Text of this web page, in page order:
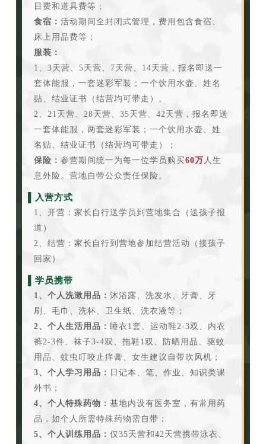
目费和道具费等；
食宿：活动期间全封闭式管理，费用包含食宿、
床上用品费等；
服装：
1、3天营、5天营、7天营、14天营，报名即送一
套体能服，一套迷彩军装；一个饮用水壶、姓名
贴、结业证书（结营均可带走）。
2、21天营、28天营、35天营、42天营，报名即送
一套体能服，两套迷彩军装；一个饮用水壶、姓
名贴、结业证书（结营均可带走）；
保险：参营期间统一为每一位学员购买60万 人生
意外险。营地自带公众责任保险。
▌入营方式
1、开营：家长自行送学员到营地集合（送孩子报
道）
2、结营：家长自行到营地参加结营活动（接孩子
回家）
▌学员携带
1、个人洗漱用品：沐浴露、洗发水、牙膏、牙
刷、毛巾、洗杯、卫生纸、洗衣液等；
2、个人生活用品： 睡衣1套、运动鞋2-3双、内衣
裤2-3件、袜子3-4双、拖鞋1双、防晒用品、驱蚊
用品、蚊虫叮咬止痒膏、女生建议自带吹风机；
3、个人学习用品： 日记本、笔、作业、知识类课
外书；
4、个人特殊药物：基地内设有医务室，有常用药
品，如个人所需特殊药物需自带；
5、个人训练用品：仅35天营和42天营携带泳衣、